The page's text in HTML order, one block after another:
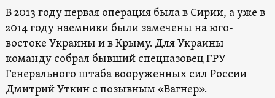
В 2013 году первая операция была в Сирии, а уже в
2014 году наемники были замечены на юго-
востоке Украины и в Крыму. Для Украины
команду собрал бывший спецназовец ГРУ
Генерального штаба вооруженных сил России
Дмитрий Уткин с позывным «Вагнер».